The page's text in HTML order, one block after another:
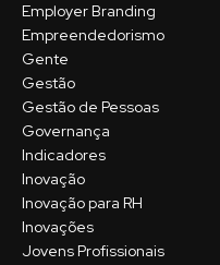
Employer Branding
Empreendedorismo
Gente
Gestão
Gestão de Pessoas
Governança
Indicadores
Inovação
Inovação para RH
Inovações
Jovens Profissionais